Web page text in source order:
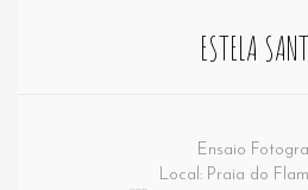
ESTELA
Ensaio
Local: Praia do